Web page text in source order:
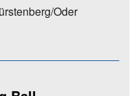
Oder